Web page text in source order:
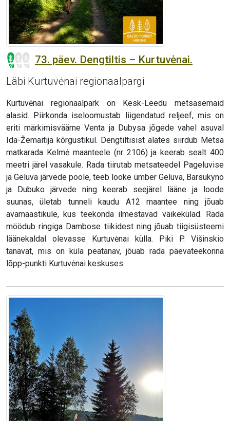
73. päev. Dengtiltis – Kurtuvėnai.
Läbi Kurtuvėnai regionaalpargi
Kurtuvėnai regionaalpark on Kesk-Leedu metsasemaid
alasid. Piirkonda iseloomustab liigendatud reljeef, mis on
eriti märkimisväärne Venta ja Dubysa jõgede vahel asuval
Ida-Žemaitija kõrgustikul. Dengtiltisist alates siirdub Metsa
matkarada Kelmė maanteele (nr 2106) ja keerab sealt 400
meetri järel vasakule. Rada tiirutab metsateedel Pageluvise
ja Geluva järvede poole, teeb looke ümber Geluva, Barsukyno
ja Dubuko järvede ning keerab seejärel lääne ja loode
suunas, ületab tunneli kaudu A12 maantee ning jõuab
avamaastikule, kus teekonda ilmestavad väikekülad. Rada
möödub ringiga Dambose tiikidest ning jõuab tiigisüsteemi
läänekaldal olevasse Kurtuvėnai külla. Piki P. Višinskio
tänavat, mis on küla peatänav, jõuab rada päevateekonna
lõpp-punkti Kurtuvėnai keskuses.